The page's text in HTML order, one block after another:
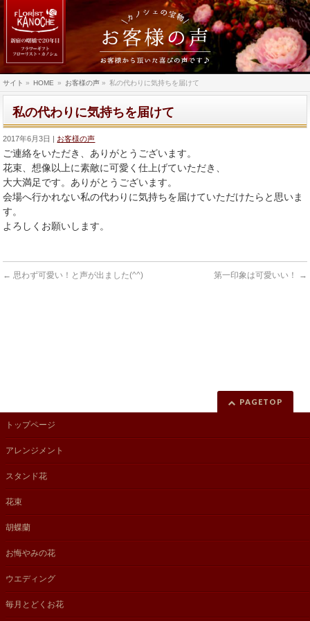
サイト » HOME » お客様の声 » 私の代わりに気持ちを届けて
私の代わりに気持ちを届けて
2017年6月3日 お客様の声
ご連絡をいただき、ありがとうございます。
花束、想像以上に素敵に可愛く仕上げていただき、
大大満足です。ありがとうございます。
会場へ行かれない私の代わりに気持ちを届けていただけたらと思いま
す。
よろしくお願いします。
← 思わず可愛い！と声が出ました(^^) 第一印象は可愛いい！ →
PAGETOP
トップページ
アレンジメント
スタンド花
花束
胡蝶蘭
お悔やみの花
ウエディング
毎月とどくお花